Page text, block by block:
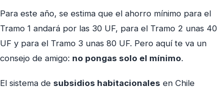
Para este año, se estima que el ahorro mínimo para el
Tramo 1 andará por las 30 UF, para el Tramo 2 unas 40
UF y para el Tramo 3 unas 80 UF. Pero aquí te va un
consejo de amigo: no pongas solo el mínimo.
El sistema de subsidios habitacionales en Chile